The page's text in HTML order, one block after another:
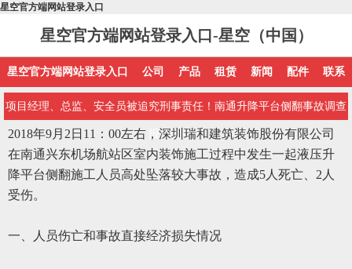
星空官方端网站登录入口
星空官方端网站登录入口-星空（中国）
星空官方端网站登录入口 公司 产品 租赁 新闻 配件 联系
项目经理、总监、安全员被追究刑事责任！南通升降平台侧翻事故调查
报告公布！
2018年9月2日11：00左右，深圳瑞和建筑装饰股份有限公司
在南通兴东机场航站区室内装饰施工过程中发生一起液压升
降平台侧翻施工人员高处坠落较大事故，造成5人死亡、2人
受伤。
一、人员伤亡和事故直接经济损失情况